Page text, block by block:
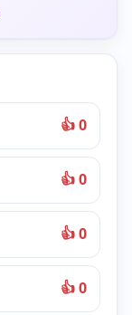
👍 0
👍 0
👍 0
👍 0